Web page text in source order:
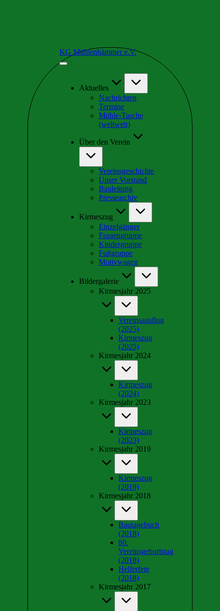
KG Mühlenhämmer e.V.
Wir
schrägsten
Aktuelles
Nachrichten
Termine
Mühle-Tasche
(weltweit)
Über den Verein
Vereinsgeschichte
Unser Vorstand
Bauleitung
Pressearchiv
Kirmeszug
Einzelgänger
Frauengruppe
Kindergruppe
Fußgruppe
Motivwagen
Bildergalerie
Kirmesjahr 2025
Vereinsausflug
(2025)
Kirmeszug
(2025)
Kirmesjahr 2024
Kirmeszug
(2024)
Kirmesjahr 2023
Kirmeszug
(2023)
Kirmesjahr 2019
Kirmeszug
(2019)
Kirmesjahr 2018
Bautagebuch
(2018)
80.
Vereinsgeburtstag
(2018)
Helferfete
(2018)
Kirmesjahr 2017